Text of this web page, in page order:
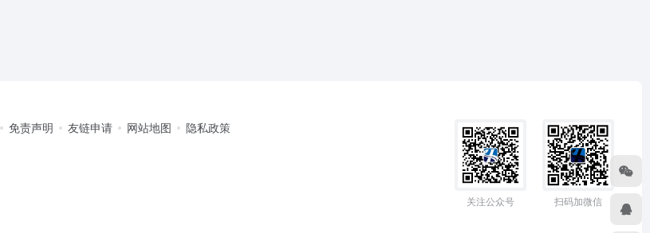
免责声明 友链申请 网站地图 隐私政策
关注公众号 扫码加微信